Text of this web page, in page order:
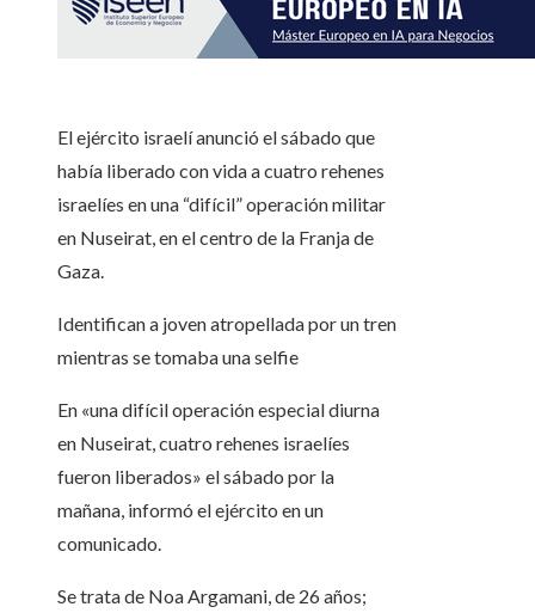
El ejército israelí anunció el sábado que
había liberado con vida a cuatro rehenes
israelíes en una “difícil” operación militar
en Nuseirat, en el centro de la Franja de
Gaza.
Identifican a joven atropellada por un tren
mientras se tomaba una selfie
En «una difícil operación especial diurna
en Nuseirat, cuatro rehenes israelíes
fueron liberados» el sábado por la
mañana, informó el ejército en un
comunicado.
Se trata de Noa Argamani, de 26 años;